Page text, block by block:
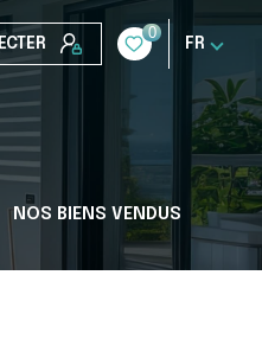
0
FR
NOS BIENS VENDUS